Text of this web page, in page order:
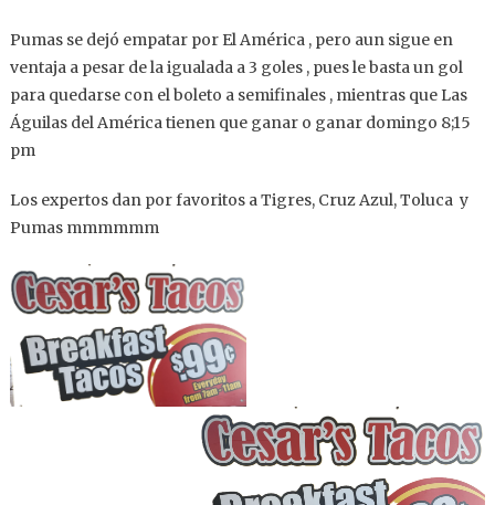
Pumas se dejó empatar por El América , pero aun sigue en
ventaja a pesar de la igualada a 3 goles , pues le basta un gol
para quedarse con el boleto a semifinales , mientras que Las
Águilas del América tienen que ganar o ganar domingo 8;15
pm
Los expertos dan por favoritos a Tigres, Cruz Azul, Toluca y
Pumas mmmmmm